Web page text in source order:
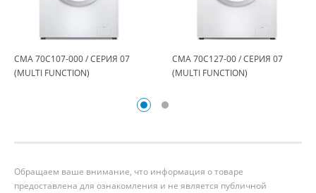
СМА 70С107-000 / СЕРИЯ 07
(MULTI FUNCTION)
СМА 70С127-00 / СЕРИЯ 07
(MULTI FUNCTION)
Обращаем ваше внимание, что информация о товаре
предоставлена для ознакомления и не является публичной